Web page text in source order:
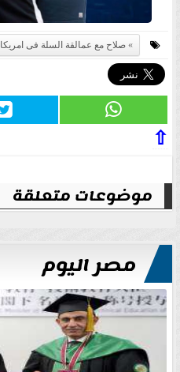
صلاح مع عمالقة السلة فى امريكا
⇧
موضوعات متعلقة
مصر اليوم